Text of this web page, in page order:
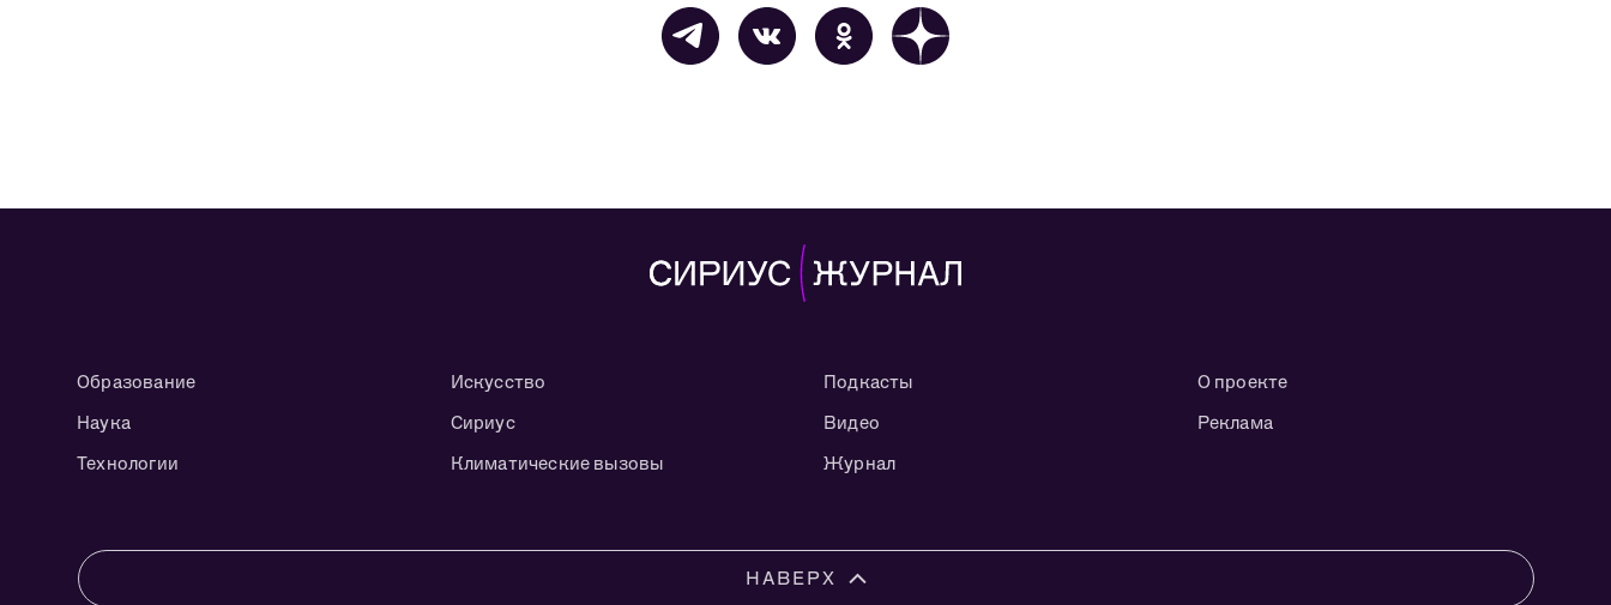
Образование
Наука
Технологии
Искусство
Сириус
Климатические вызовы
Подкасты
Видео
Журнал
О проекте
Реклама
НАВЕРХ